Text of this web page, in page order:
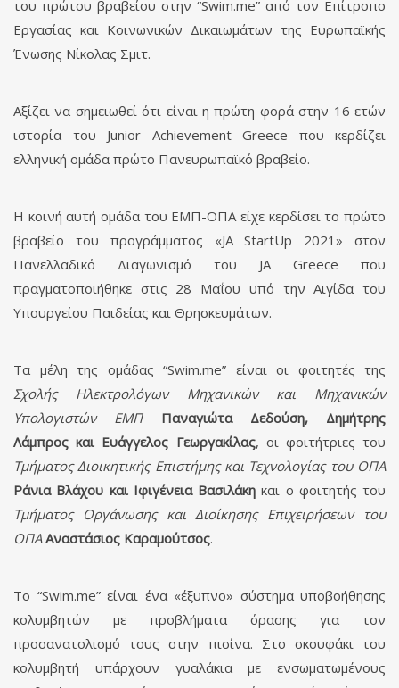
του πρώτου βραβείου στην “Swim.me” από τον Επίτροπο
Εργασίας και Κοινωνικών Δικαιωμάτων της Ευρωπαϊκής
Ένωσης Νίκολας Σμιτ.
Αξίζει να σημειωθεί ότι είναι η πρώτη φορά στην 16 ετών
ιστορία του Junior Achievement Greece που κερδίζει
ελληνική ομάδα πρώτο Πανευρωπαϊκό βραβείο.
Η κοινή αυτή ομάδα του ΕΜΠ-ΟΠΑ είχε κερδίσει το πρώτο
βραβείο του προγράμματος «JA StartUp 2021» στον
Πανελλαδικό Διαγωνισμό του JA Greece που
πραγματοποιήθηκε στις 28 Μαΐου υπό την Αιγίδα του
Υπουργείου Παιδείας και Θρησκευμάτων.
Τα μέλη της ομάδας “Swim.me” είναι οι φοιτητές της
Σχολής Ηλεκτρολόγων Μηχανικών και Μηχανικών
Υπολογιστών ΕΜΠ Παναγιώτα Δεδούση, Δημήτρης
Λάμπρος και Ευάγγελος Γεωργακίλας, οι φοιτήτριες του
Τμήματος Διοικητικής Επιστήμης και Τεχνολογίας του ΟΠΑ
Ράνια Βλάχου και Ιφιγένεια Βασιλάκη και ο φοιτητής του
Τμήματος Οργάνωσης και Διοίκησης Επιχειρήσεων του
ΟΠΑΑναστάσιος Καραμούτσος.
To “Swim.me” είναι ένα «έξυπνο» σύστημα υποβοήθησης
κολυμβητών με προβλήματα όρασης για τον
προσανατολισμό τους στην πισίνα. Στο σκουφάκι του
κολυμβητή υπάρχουν γυαλάκια με ενσωματωμένους